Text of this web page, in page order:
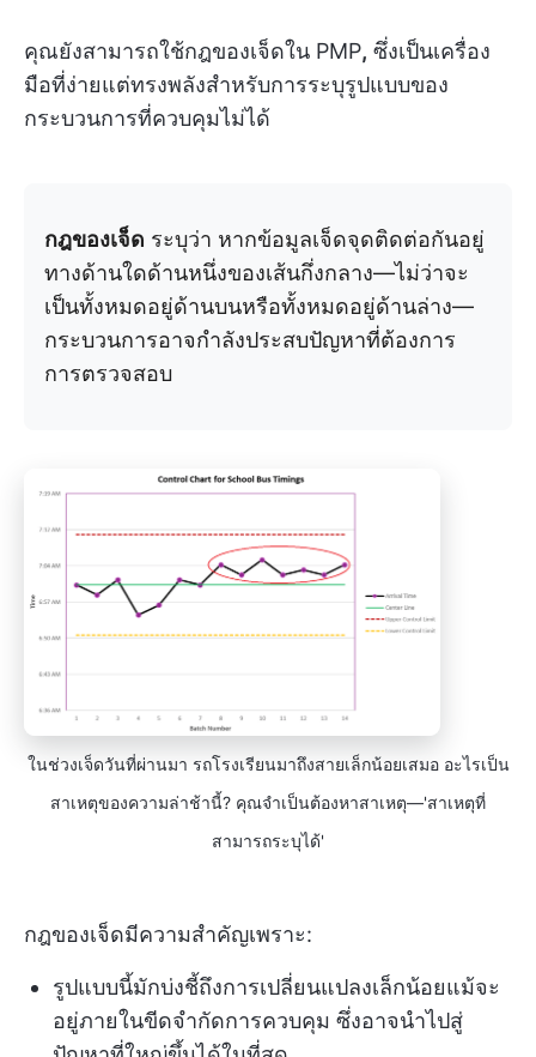
คุณยังสามารถใช้กฎของเจ็ดใน PMP, ซึ่งเป็นเครื่อง
มือที่ง่ายแต่ทรงพลังสำหรับการระบุรูปแบบของ
กระบวนการที่ควบคุมไม่ได้
กฎของเจ็ด ระบุว่า หากข้อมูลเจ็ดจุดติดต่อกันอยู่
ทางด้านใดด้านหนึ่งของเส้นกึ่งกลาง—ไม่ว่าจะ
เป็นทั้งหมดอยู่ด้านบนหรือทั้งหมดอยู่ด้านล่าง—
กระบวนการอาจกำลังประสบปัญหาที่ต้องการ
การตรวจสอบ
ในช่วงเจ็ดวันที่ผ่านมา รถโรงเรียนมาถึงสายเล็กน้อยเสมอ อะไรเป็น
สาเหตุของความล่าช้านี้? คุณจำเป็นต้องหาสาเหตุ—'สาเหตุที่
สามารถระบุได้'
กฎของเจ็ดมีความสำคัญเพราะ:
รูปแบบนี้มักบ่งชี้ถึงการเปลี่ยนแปลงเล็กน้อยแม้จะ
อยู่ภายในขีดจำกัดการควบคุม ซึ่งอาจนำไปสู่